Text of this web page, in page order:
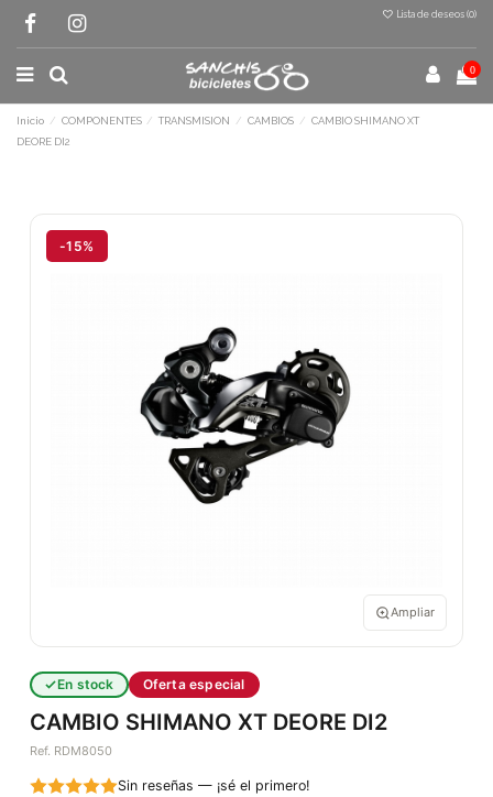
Lista de deseos (0)
0
Inicio COMPONENTES TRANSMISION CAMBIOS
CAMBIO SHIMANO XT
DEORE DI2
-15%
Ampliar
En stock Oferta especial
CAMBIO SHIMANO XT DEORE DI2
Ref. RDM8050
Sin reseñas — ¡sé el primero!
DEORE DI2